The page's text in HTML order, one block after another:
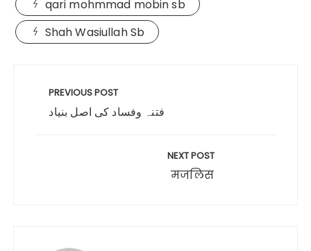
qari mohmmad mobin sb
Shah Wasiullah Sb
PREVIOUS POST
فتنہ وفساد کی اصل بنیاد
NEXT POST
मजलिस